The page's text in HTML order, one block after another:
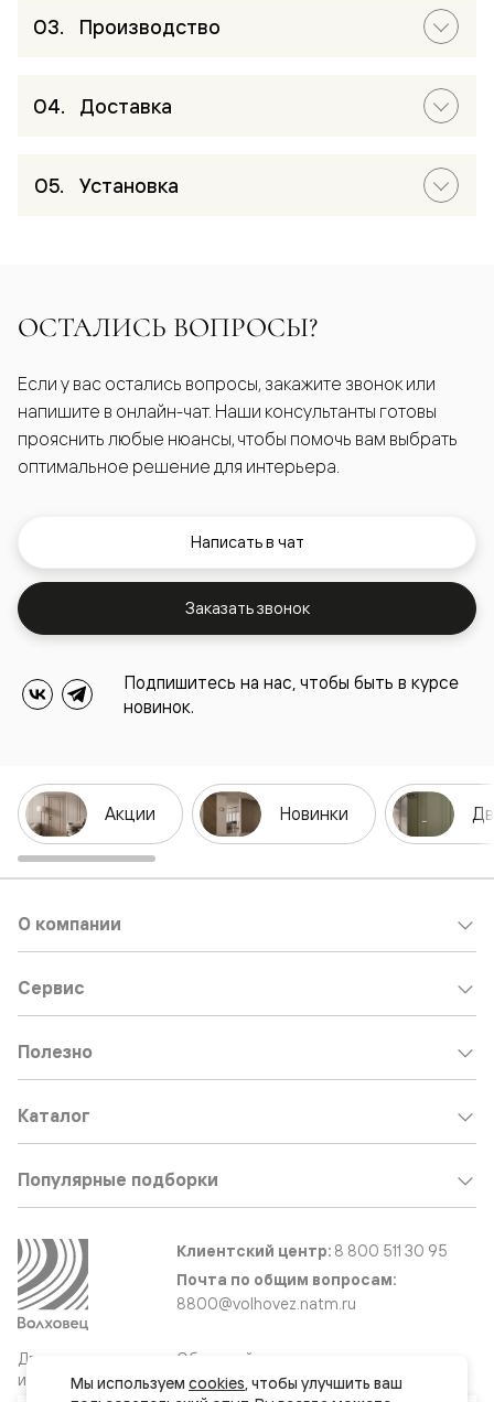
Производство
Доставка
Установка
ОСТАЛИСЬ ВОПРОСЫ?
Если у вас остались вопросы, закажите звонок или
напишите в онлайн-чат. Наши консультанты готовы
прояснить любые нюансы, чтобы помочь вам выбрать
оптимальное решение для интерьера.
Написать в чат
Заказать звонок
Подпишитесь на нас, чтобы быть в курсе
новинок.
Акции Новинки
Двери
и интерьерные
О компании
Сервис
Полезно
Каталог
Популярные подборки
Клиентский центр: 8 800 511 30 95
Почта по общим вопросам:
8800@volhovez.natm.ru
Обратный звонок
Мы используем cookies, чтобы улучшить ваш